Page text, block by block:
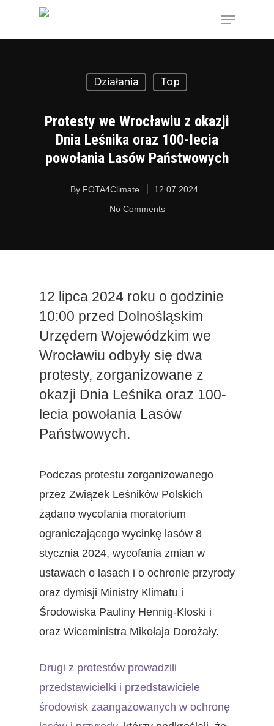
Hit enter to search or ESC to close
Działania Top
Protesty we Wrocławiu z okazji
Dnia Leśnika oraz 100-lecia
powołania Lasów Państwowych
By FOTA4Climate
12.07.2024
No Comments
12 lipca 2024 roku o godzinie
10:00 przed Dolnośląskim
Urzędem Wojewódzkim we
Wrocławiu odbyły się dwa
protesty, zorganizowane z
okazji Dnia Leśnika oraz 100-
lecia powołania Lasów
Państwowych.
Podczas protestu zorganizowanego
przez Związek Leśników Polskich
żądano wycofania moratorium
ograniczającego wycinkę lasów 8
stycznia 2024, wycofania zmian w
ustawach o lasach i o ochronie przyrody
oraz dymisji Ministry Klimatu i
Środowiska Pauliny Hennig-Kloski i
oraz Wiceministra Mikołaja Dorożały.
Drugi z protestów prowadzili
przedstawicielki i przedstawiciele
środowisk zaangażowanych w ochronę